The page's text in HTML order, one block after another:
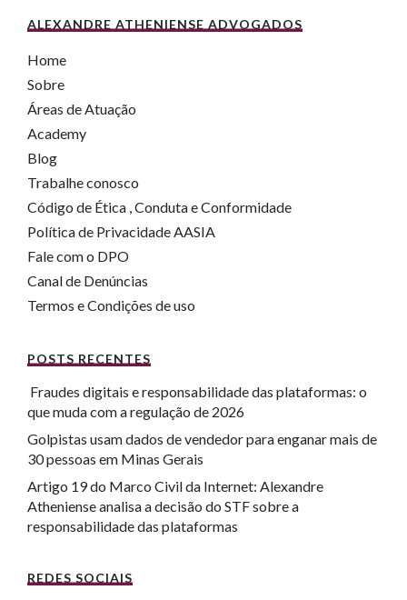
ALEXANDRE ATHENIENSE ADVOGADOS
Home
Sobre
Áreas de Atuação
Academy
Blog
Trabalhe conosco
Código de Ética , Conduta e Conformidade
Política de Privacidade AASIA
Fale com o DPO
Canal de Denúncias
Termos e Condições de uso
POSTS RECENTES
Fraudes digitais e responsabilidade das plataformas: o
que muda com a regulação de 2026
Golpistas usam dados de vendedor para enganar mais de
30 pessoas em Minas Gerais
Artigo 19 do Marco Civil da Internet: Alexandre
Atheniense analisa a decisão do STF sobre a
responsabilidade das plataformas
REDES SOCIAIS